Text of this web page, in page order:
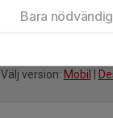
Välj version: Mobil
Bara